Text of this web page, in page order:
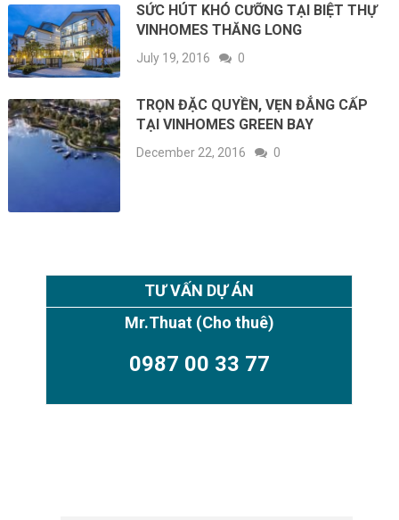
SỨC HÚT KHÓ CƯỠNG TẠI BIỆT THỰ
VINHOMES THĂNG LONG
July 19, 2016 0
TRỌN ĐẶC QUYỀN, VẸN ĐẲNG CẤP
TẠI VINHOMES GREEN BAY
December 22, 2016 0
TƯ VẤN DỰ ÁN
Mr.Thuat (Cho thuê)
0987 00 33 77